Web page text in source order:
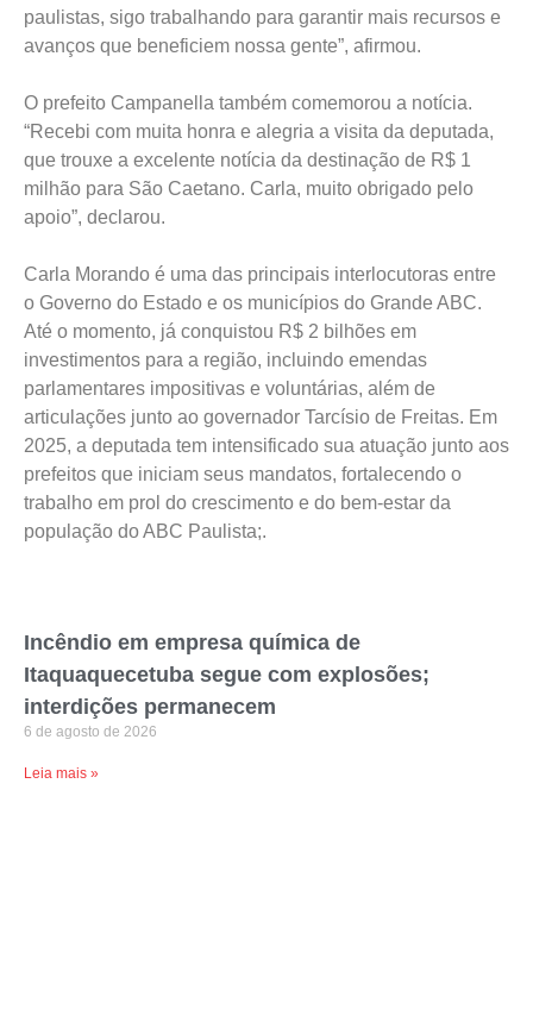
paulistas, sigo trabalhando para garantir mais recursos e
avanços que beneficiem nossa gente”, afirmou.
O prefeito Campanella também comemorou a notícia.
“Recebi com muita honra e alegria a visita da deputada,
que trouxe a excelente notícia da destinação de R$ 1
milhão para São Caetano. Carla, muito obrigado pelo
apoio”, declarou.
Carla Morando é uma das principais interlocutoras entre
o Governo do Estado e os municípios do Grande ABC.
Até o momento, já conquistou R$ 2 bilhões em
investimentos para a região, incluindo emendas
parlamentares impositivas e voluntárias, além de
articulações junto ao governador Tarcísio de Freitas. Em
2025, a deputada tem intensificado sua atuação junto aos
prefeitos que iniciam seus mandatos, fortalecendo o
trabalho em prol do crescimento e do bem-estar da
população do ABC Paulista;.
Incêndio em empresa química de
Itaquaquecetuba segue com explosões;
interdições permanecem
6 de agosto de 2026
Leia mais »